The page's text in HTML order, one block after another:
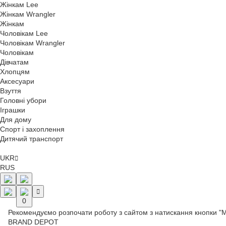
Жінкам Lee
Жінкам Wrangler
Жінкам
Чоловікам Lee
Чоловікам Wrangler
Чоловікам
Дівчатам
Хлопцям
Аксесуари
Взуття
Головні убори
Іграшки
Для дому
Спорт і захоплення
Дитячий транспорт
UKR
RUS
0
Рекомендуємо розпочати роботу з сайтом з натискання кнопки
BRAND DEPOT